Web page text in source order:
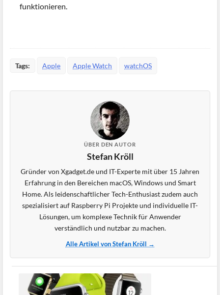
funktionieren.
Tags: Apple Apple Watch watchOS
ÜBER DEN AUTOR
Stefan Kröll
Gründer von Xgadget.de und IT-Experte mit über 15 Jahren
Erfahrung in den Bereichen macOS, Windows und Smart
Home. Als leidenschaftlicher Tech-Enthusiast zudem auch
spezialisiert auf Raspberry Pi Projekte und individuelle IT-
Lösungen, um komplexe Technik für Anwender
verständlich und nutzbar zu machen.
Alle Artikel von Stefan Kröll →